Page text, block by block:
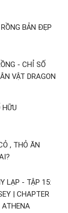
BẢN ĐẸP
- CHỈ SỐ
VẬT DRAGON
, THỎ ĂN
LẠP - TẬP 15:
| CHAPTER
ATHENA